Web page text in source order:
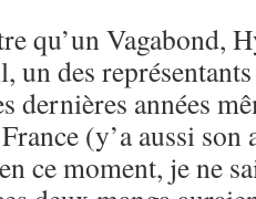
qu’un Vagabond,
un des
dernières années
(y’a aussi
ce moment, je ne